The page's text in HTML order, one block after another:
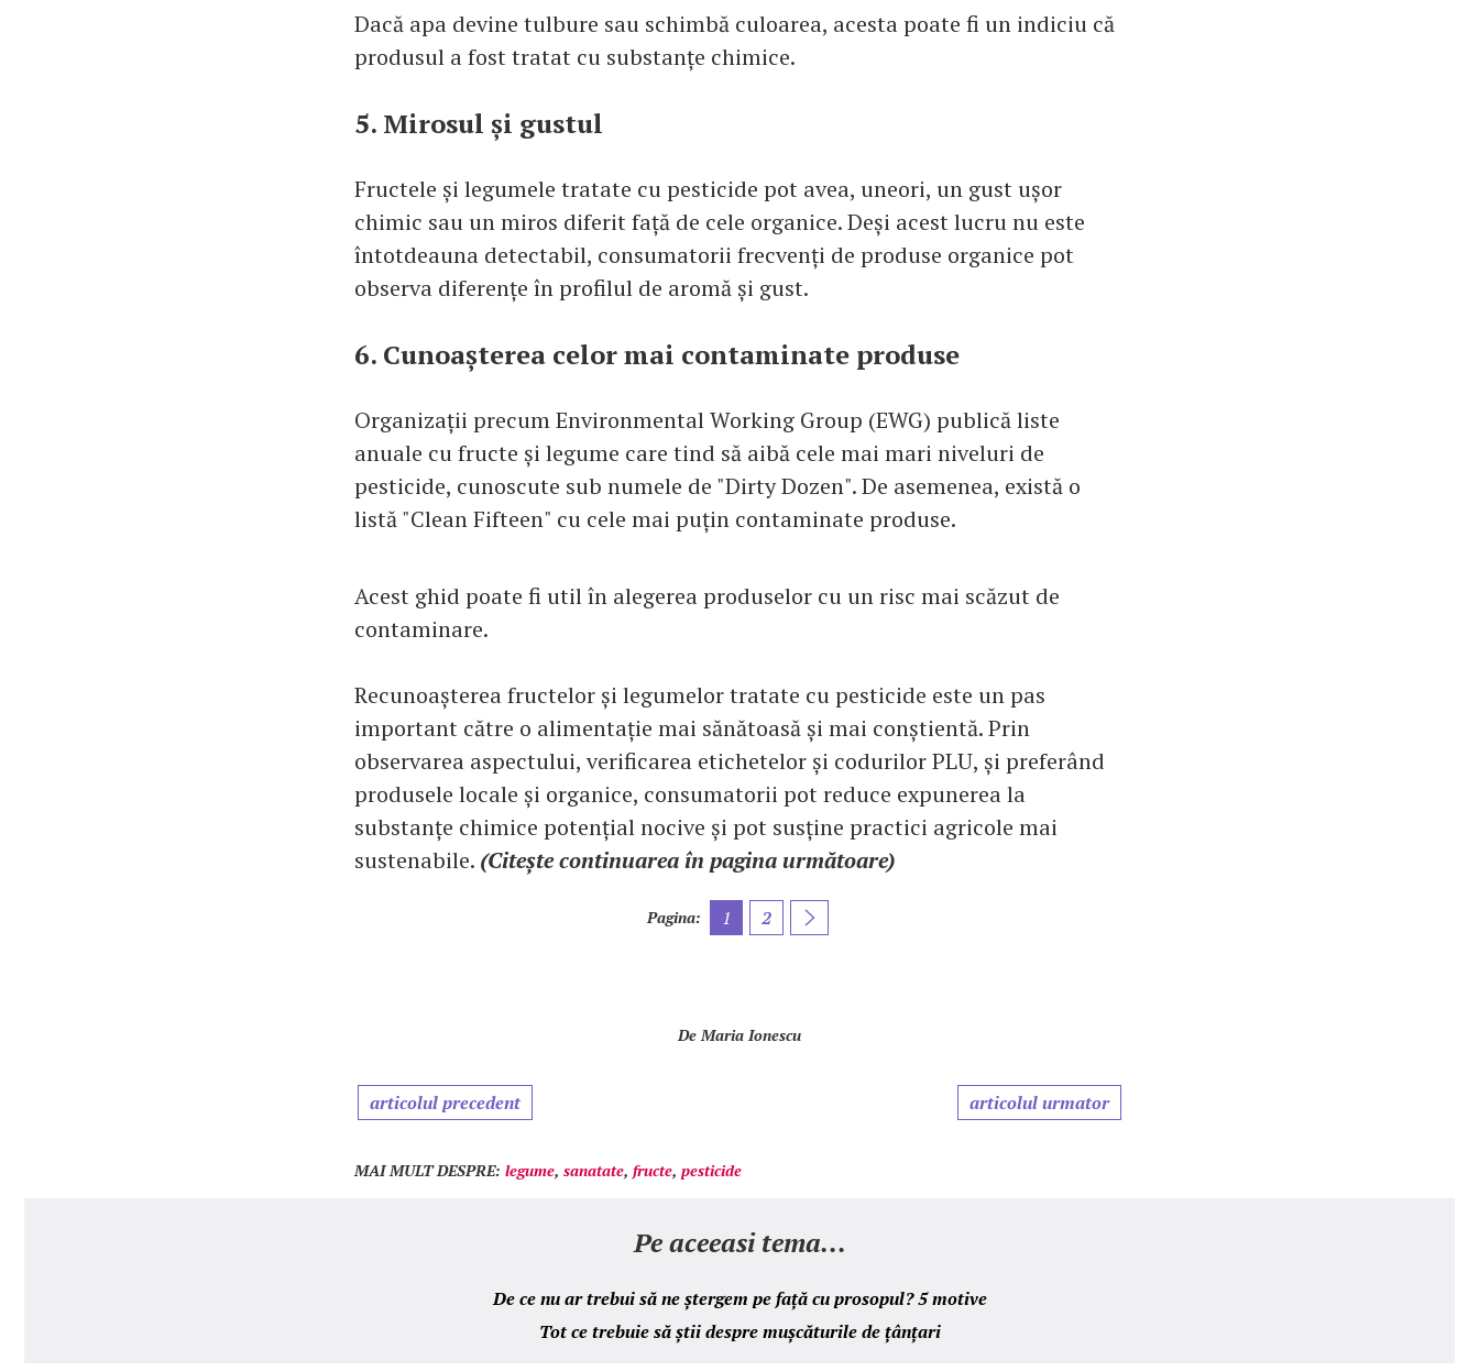
Dacă apa devine tulbure sau schimbă culoarea, acesta poate fi un indiciu că
produsul a fost tratat cu substanțe chimice.
5. Mirosul și gustul
Fructele și legumele tratate cu pesticide pot avea, uneori, un gust ușor
chimic sau un miros diferit față de cele organice. Deși acest lucru nu este
întotdeauna detectabil, consumatorii frecvenți de produse organice pot
observa diferențe în profilul de aromă și gust.
6. Cunoașterea celor mai contaminate produse
Organizații precum Environmental Working Group (EWG) publică liste
anuale cu fructe și legume care tind să aibă cele mai mari niveluri de
pesticide, cunoscute sub numele de "Dirty Dozen". De asemenea, există o
listă "Clean Fifteen" cu cele mai puțin contaminate produse.
Acest ghid poate fi util în alegerea produselor cu un risc mai scăzut de
contaminare.
Recunoașterea fructelor și legumelor tratate cu pesticide este un pas
important către o alimentație mai sănătoasă și mai conștientă. Prin
observarea aspectului, verificarea etichetelor și codurilor PLU, și preferând
produsele locale și organice, consumatorii pot reduce expunerea la
substanțe chimice potențial nocive și pot susține practici agricole mai
sustenabile. (Citește continuarea în pagina următoare)
Pagina: 1 2
DeMaria Ionescu
articolul precedent articolul urmator
MAI MULT DESPRE: legume, sanatate, fructe, pesticide
Pe aceeasi tema...
De ce nu ar trebui să ne ștergem pe față cu prosopul? 5 motive
Tot ce trebuie să știi despre mușcăturile de țânțari